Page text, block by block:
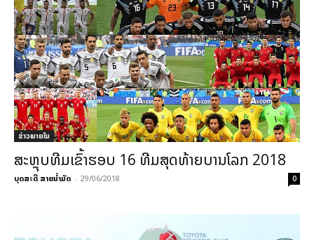
ຂ່າວພາຍ​ໃນ
ສະຫຼຸບທີມເຂົ້າຮອບ 16 ທີມສຸດທ້າຍບານໂລກ 2018
ບຸດສະດີ ສາຍນ້ຳມັດ - 29/06/2018 0